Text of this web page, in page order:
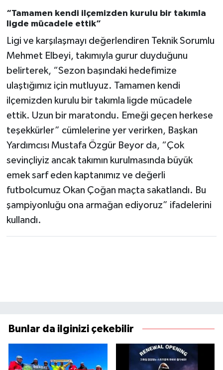
“Tamamen kendi ilçemizden kurulu bir takımla
ligde mücadele ettik”
Ligi ve karşılaşmayı değerlendiren Teknik Sorumlu
Mehmet Elbeyi, takımıyla gurur duyduğunu
belirterek, “Sezon başındaki hedefimize
ulaştığımız için mutluyuz. Tamamen kendi
ilçemizden kurulu bir takımla ligde mücadele
ettik. Uzun bir maratondu. Emeği geçen herkese
teşekkürler” cümlelerine yer verirken, Başkan
Yardımcısı Mustafa Özgür Beyor da, “Çok
sevinçliyiz ancak takımın kurulmasında büyük
emek sarf eden kaptanımız ve değerli
futbolcumuz Okan Çoğan maçta sakatlandı. Bu
şampiyonluğu ona armağan ediyoruz” ifadelerini
kullandı.
Bunlar da ilginizi çekebilir